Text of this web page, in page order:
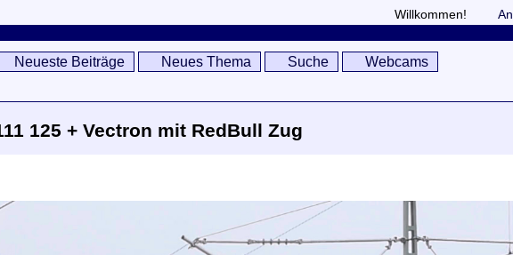
Willkommen!
Neueste Beiträge Neues Thema Suche Webcams
125 + Vectron mit RedBull Zug